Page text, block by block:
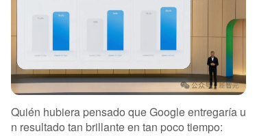
Quién hubiera pensado que Google entregaría u
n resultado tan brillante en tan poco tiempo: